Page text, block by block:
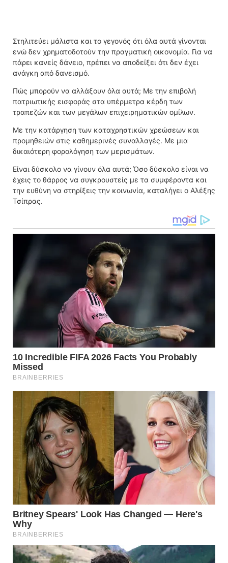
Στηλιτεύει μάλιστα και το γεγονός ότι όλα αυτά γίνονται
ενώ δεν χρηματοδοτούν την πραγματική οικονομία. Για να
πάρει κανείς δάνειο, πρέπει να αποδείξει ότι δεν έχει
ανάγκη από δανεισμό.
Πώς μπορούν να αλλάξουν όλα αυτά; Με την επιβολή
πατριωτικής εισφοράς στα υπέρμετρα κέρδη των
τραπεζών και των μεγάλων επιχειρηματικών ομίλων.
Με την κατάργηση των καταχρηστικών χρεώσεων και
προμηθειών στις καθημερινές συναλλαγές. Με μια
δικαιότερη φορολόγηση των μερισμάτων.
Είναι δύσκολο να γίνουν όλα αυτά; Όσο δύσκολο είναι να
έχεις το θάρρος να συγκρουστείς με τα συμφέροντα και
την ευθύνη να στηρίξεις την κοινωνία, καταλήγει ο Αλέξης
Τσίπρας.